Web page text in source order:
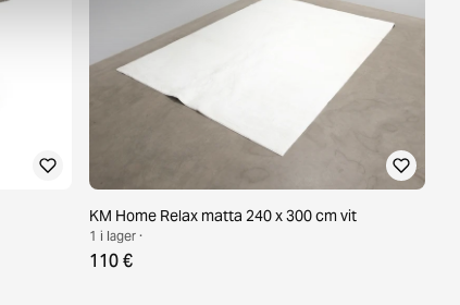
KM Home Relax matta 240 x 300 cm vit
1 i lager ·
110 €